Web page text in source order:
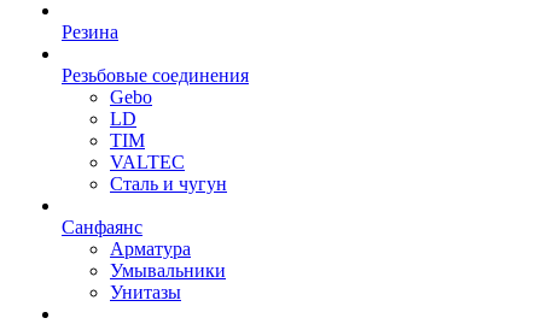
Резина
Резьбовые соединения
Gebo
LD
TIM
VALTEC
Сталь и чугун
Санфаянс
Арматура
Умывальники
Унитазы